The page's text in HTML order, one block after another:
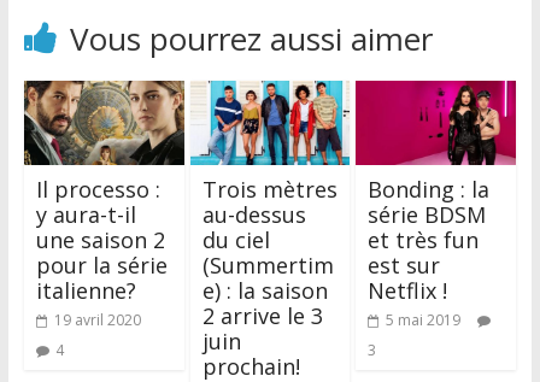
Vous pourrez aussi aimer
Il processo :
y aura-t-il
une saison 2
pour la série
italienne?
19 avril 2020
4
Trois mètres
au-dessus
du ciel
(Summertim
e) : la saison
2 arrive le 3
juin
prochain!
Bonding : la
série BDSM
et très fun
est sur
Netflix !
5 mai 2019
3